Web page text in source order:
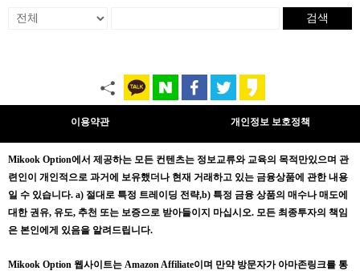
검색
이용약관 개인정보 보호정책
Mikook Option에서 제공하는 모든 컨텐츠는 정보교류와 교육의 목적만있으며 관
련인이 개인적으로 과거에 보유했더나 현재 거래하고 있는 금융상품에 관한 내용
일 수 있습니다. a) 절대로 특정 트레이딩 전략,b) 특정 금융 상품의 매수나 매도에
대한 권유, 유도, 추천 또는 보증으로 받아들이지 마십시오. 모든 최종투자의 책임
은 본인에게 있음을 알려드립니다.
Mikook Option 웹사이트는 Amazon Affiliate이며 만약 방문자가 아마존링크를 통